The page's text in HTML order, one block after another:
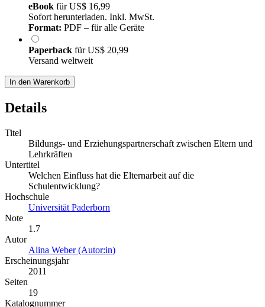
eBook fürUS$ 16,99
Sofort herunterladen. Inkl. MwSt.
Format: PDF – für alle Geräte
Paperback fürUS$ 20,99
Versand weltweit
In den Warenkorb
Details
Titel
Bildungs- und Erziehungspartnerschaft zwischen Eltern und
Lehrkräften
Untertitel
Welchen Einfluss hat die Elternarbeit auf die
Schulentwicklung?
Hochschule
Universität Paderborn
Note
1.7
Autor
Alina Weber (Autor:in)
Erscheinungsjahr
2011
Seiten
19
Katalognummer